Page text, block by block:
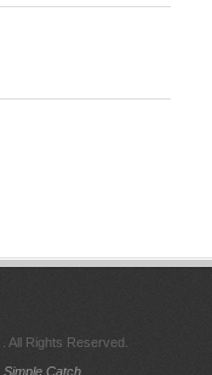
. All Rights Reserved.
Simple Catch